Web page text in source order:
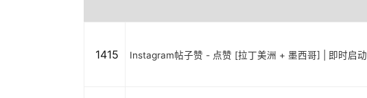
1415 Instagram帖子赞 - 点赞 [拉丁美洲 + 墨西哥] | 即时启动